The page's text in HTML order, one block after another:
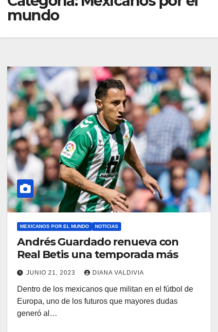
mundo
MEXICANOS POR EL MUNDO NOTICIAS
Andrés Guardado renueva con
Real Betis una temporada más
JUNIO 21, 2023 DIANA VALDIVIA
Dentro de los mexicanos que militan en el fútbol de
Europa, uno de los futuros que mayores dudas
generó al…